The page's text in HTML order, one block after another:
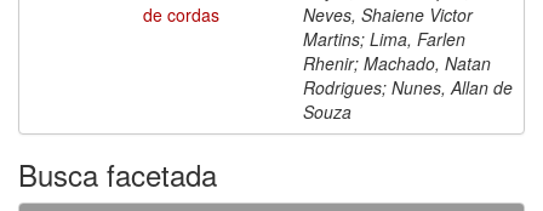
de cordas
Neves, Shaiene Victor
Martins; Lima, Farlen
Rhenir; Machado, Natan
Rodrigues; Nunes, Allan de
Souza
Busca facetada